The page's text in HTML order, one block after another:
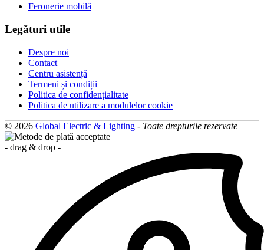
Feronerie mobilă
Legături utile
Despre noi
Contact
Centru asistență
Termeni și condiții
Politica de confidențialitate
Politica de utilizare a modulelor cookie
© 2026 Global Electric & Lighting - Toate drepturile rezervate
- drag & drop -